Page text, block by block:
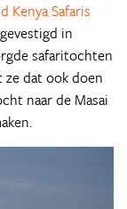
Kenya Safaris
in
safaritochten
ze dat ook doen
naar de Masai